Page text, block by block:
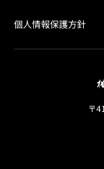
個人情報保護方針
〒